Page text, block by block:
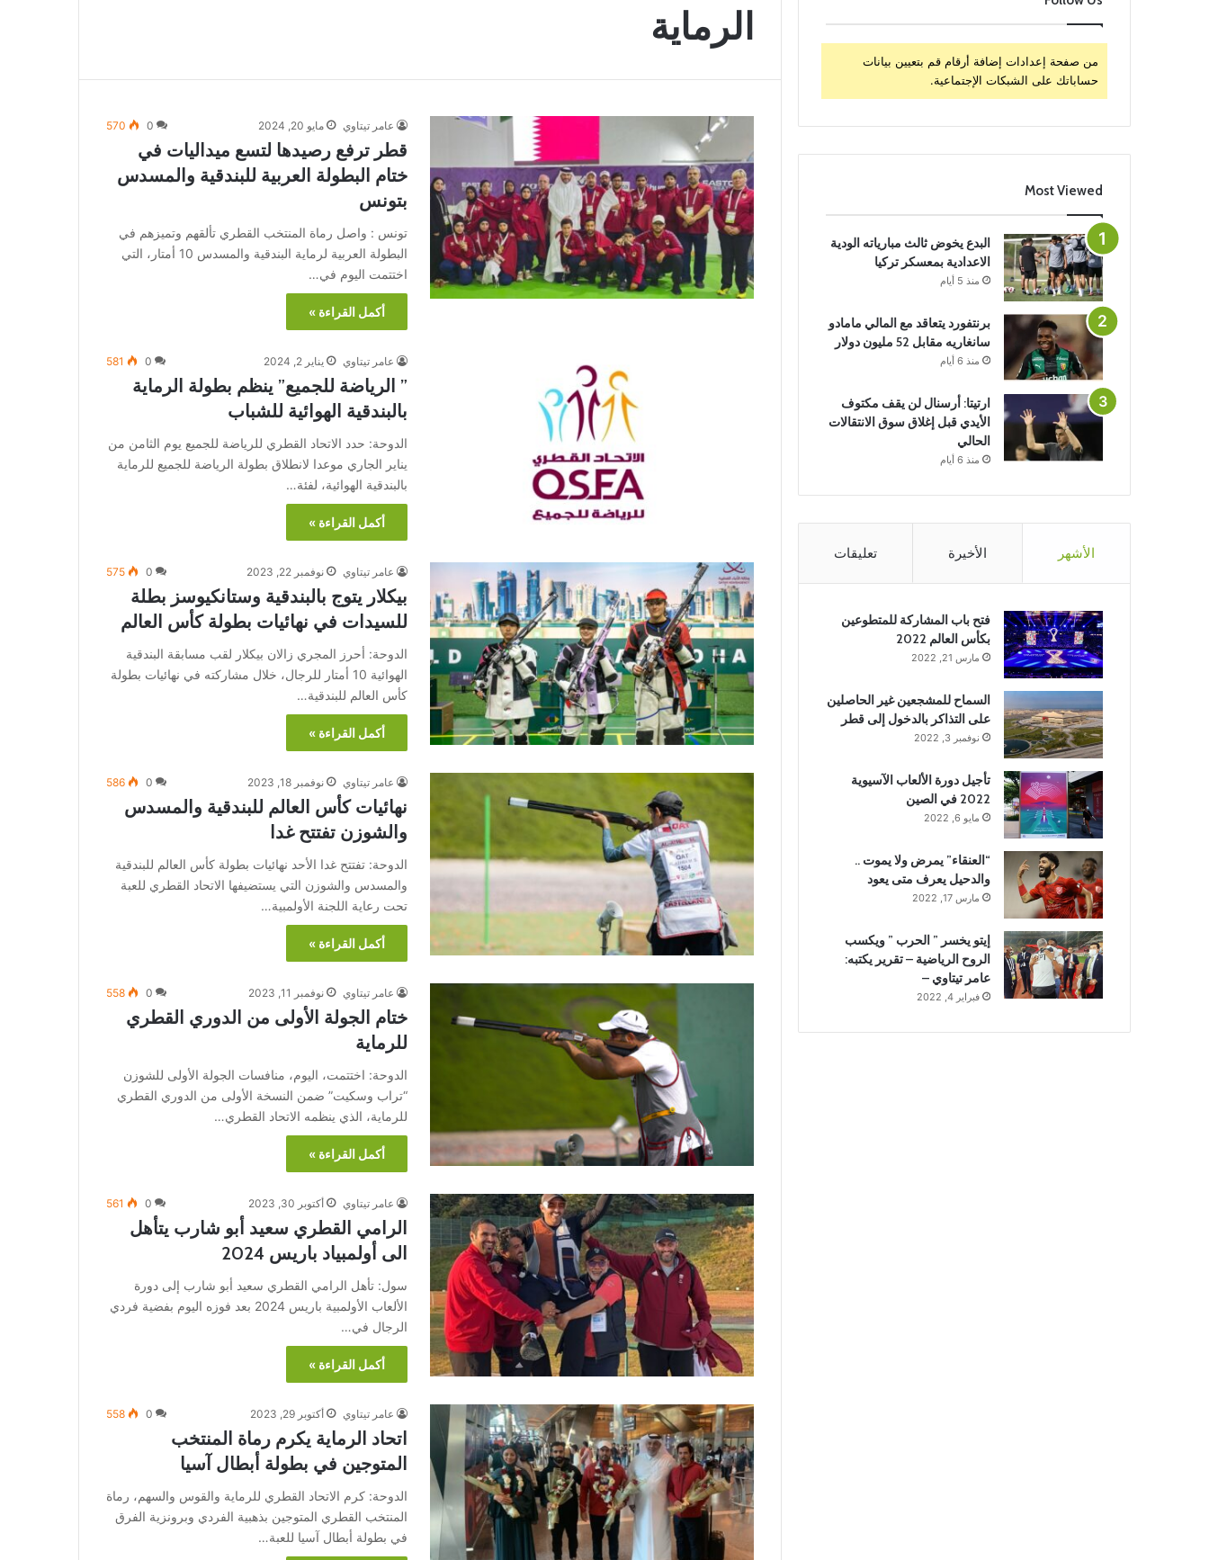
الرماية
عامر تيتاوي مايو 20, 2024 0
570
قطر ترفع رصيدها لتسع ميداليات في
ختام البطولة العربية للبندقية والمسدس
بتونس
تونس : واصل رماة المنتخب القطري تألقهم وتميزهم في
البطولة العربية لرماية البندقية والمسدس 10 أمتار، التي
اختتمت اليوم في…
أكمل القراءة »
عامر تيتاوي يناير 2, 2024 0
581
” الرياضة للجميع” ينظم بطولة الرماية
بالبندقية الهوائية للشباب
الدوحة: حدد الاتحاد القطري للرياضة للجميع يوم الثامن من
يناير الجاري موعدا لانطلاق بطولة الرياضة للجميع للرماية
بالبندقية الهوائية، لفئة…
أكمل القراءة »
عامر تيتاوي نوفمبر 22, 2023 0
575
بيكلار يتوج بالبندقية وستانكيوسز بطلة
للسيدات في نهائيات بطولة كأس العالم
الدوحة: أحرز المجري زالان بيكلار لقب مسابقة البندقية
الهوائية 10 أمتار للرجال، خلال مشاركته في نهائيات بطولة
كأس العالم للبندقية…
أكمل القراءة »
عامر تيتاوي نوفمبر 18, 2023 0
586
نهائيات كأس العالم للبندقية والمسدس
والشوزن تفتتح غدا
الدوحة: تفتتح غدا الأحد نهائيات بطولة كأس العالم للبندقية
والمسدس والشوزن التي يستضيفها الاتحاد القطري للعبة
تحت رعاية اللجنة الأولمبية…
أكمل القراءة »
عامر تيتاوي نوفمبر 11, 2023 0
558
ختام الجولة الأولى من الدوري القطري
للرماية
الدوحة: اختتمت، اليوم، منافسات الجولة الأولى للشوزن
“تراب وسكيت” ضمن النسخة الأولى من الدوري القطري
للرماية، الذي ينظمه الاتحاد القطري…
أكمل القراءة »
عامر تيتاوي أكتوبر 30, 2023 0
561
الرامي القطري سعيد أبو شارب يتأهل
الى أولمبياد باريس 2024
سول: تأهل الرامي القطري سعيد أبو شارب إلى دورة
الألعاب الأولمبية باريس 2024 بعد فوزه اليوم بفضية فردي
الرجال في…
أكمل القراءة »
عامر تيتاوي أكتوبر 29, 2023 0
558
اتحاد الرماية يكرم رماة المنتخب
المتوجين في بطولة أبطال آسيا
الدوحة: كرم الاتحاد القطري للرماية والقوس والسهم، رماة
المنتخب القطري المتوجين بذهبية الفردي وبرونزية الفرق
في بطولة أبطال آسيا للعبة…
من صفحة إعدادات إضافة أرقام قم بتعيين بيانات
حساباتك على الشبكات الإجتماعية.
Most Viewed
البدع يخوض ثالث مبارياته الودية
الاعدادية بمعسكر تركيا
منذ 5 أيام
برنتفورد يتعاقد مع المالي مامادو
سانغاريه مقابل 52 مليون دولار
منذ 6 أيام
ارتيتا: أرسنال لن يقف مكتوف
الأيدي قبل إغلاق سوق الانتقالات
الحالي
منذ 6 أيام
الأشهر الأخيرة تعليقات
فتح باب المشاركة للمتطوعين
بكأس العالم 2022
مارس 21, 2022
السماح للمشجعين غير الحاصلين
على التذاكر بالدخول إلى قطر
نوفمبر 3, 2022
تأجيل دورة الألعاب الآسيوية
2022 في الصين
مايو 6, 2022
“العنقاء” يمرض ولا يموت ..
والدحيل يعرف متى يعود
مارس 17, 2022
إيتو يخسر ” الحرب ” ويكسب
الروح الرياضية – تقرير يكتبه:
عامر تيتاوي –
فبراير 4, 2022